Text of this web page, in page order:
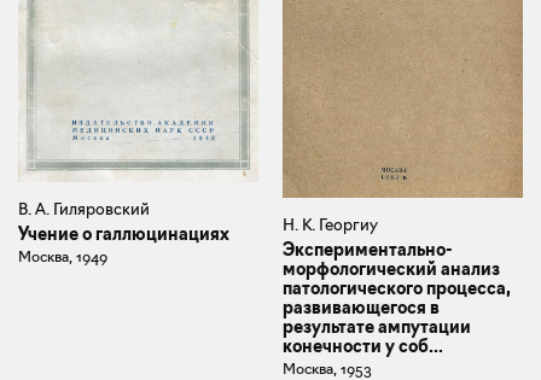
В. А. Гиляровский
Учение о галлюцинациях
Москва, 1949
Н. К. Георгиу
Экспериментально-
морфологический анализ
патологического процесса,
развивающегося в
результате ампутации
конечности у соб...
Москва, 1953